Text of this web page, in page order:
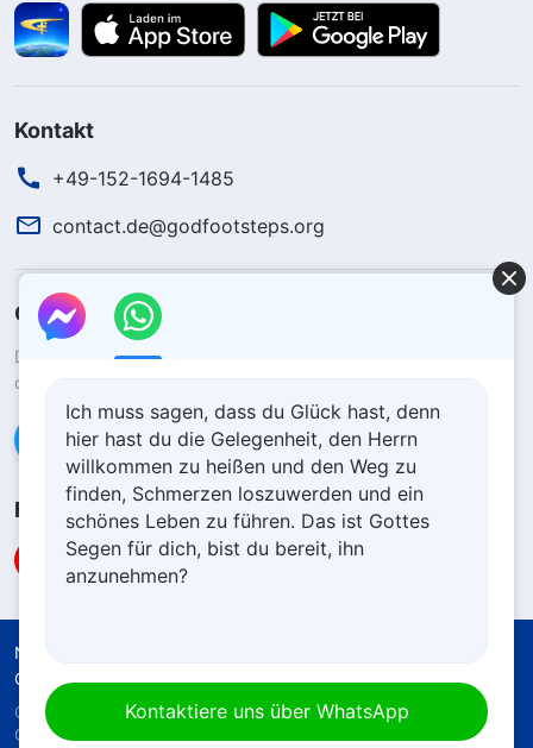
Kontakt
+49-152-1694-1485
contact.de@godfootsteps.org
Gottes Königreich ist herabgekommen
Das Königreich ist auf die Erde herabgekommen! Möchtest du
das Königreich Gottes betreten?
Kontaktiere uns über WhatsApp
Folge uns
Nutzungsbedingungen
Quellenangaben
Cookie-Richtlinie
Copyright © 2026Die Kirche des Allmächtigen
Gottes.
Ich muss sagen, dass du Glück hast, denn
hier hast du die Gelegenheit, den Herrn
willkommen zu heißen und den Weg zu
finden, Schmerzen loszuwerden und ein
schönes Leben zu führen. Das ist Gottes
Segen für dich, bist du bereit, ihn
anzunehmen?
Kontaktiere uns über WhatsApp